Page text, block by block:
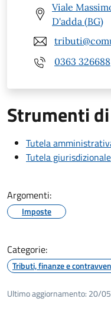
Viale
D'adda (BG)
0363 326688
Strumenti
Tutela
Tutela giurisdizionale
Argomenti:
Imposte
Categorie:
Tributi, finanze e
Ultimo aggiornamento: 20/